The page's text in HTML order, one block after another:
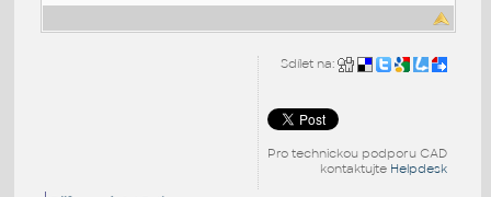
Sdílet na:
Pro technickou podporu CAD
kontaktujte Helpdesk